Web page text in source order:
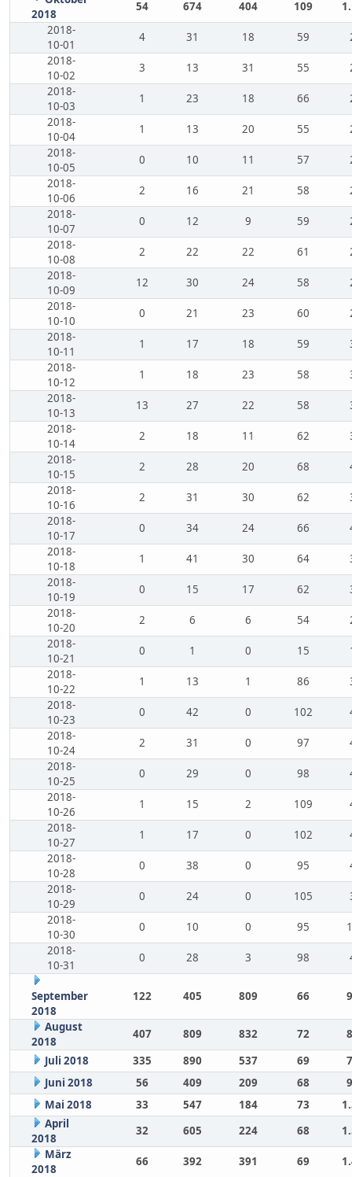
2018
54 674 404 109
2018-
10-01
4 31 18 59
2018-
10-02
3 13 31 55
2018-
10-03
1 23 18 66
2018-
10-04
1 13 20 55
2018-
10-05
0 10 11 57
2018-
10-06
2 16 21 58
2018-
10-07
0 12 9 59
2018-
10-08
2 22 22 61
2018-
10-09
12 30 24 58
2018-
10-10
0 21 23 60
2018-
10-11
1 17 18 59
2018-
10-12
1 18 23 58
2018-
10-13
13 27 22 58
2018-
10-14
2 18 11 62
2018-
10-15
2 28 20 68
2018-
10-16
2 31 30 62
2018-
10-17
0 34 24 66
2018-
10-18
1 41 30 64
2018-
10-19
0 15 17 62
2018-
10-20
2 6 6 54
2018-
10-21
0 1 0 15
2018-
10-22
1 13 1 86
2018-
10-23
0 42 0 102
2018-
10-24
2 31 0 97
2018-
10-25
0 29 0 98
2018-
10-26
1 15 2 109
2018-
10-27
1 17 0 102
2018-
10-28
0 38 0 95
2018-
10-29
0 24 0 105
2018-
10-30
0 10 0 95
2018-
10-31
0 28 3 98
September
2018
122 405 809 66
August
2018
407 809 832 72
Juli 2018
335 890 537 69
Juni 2018
56 409 209 68
Mai 2018
33 547 184 73
April
2018
32 605 224 68
März
2018
66 392 391 69